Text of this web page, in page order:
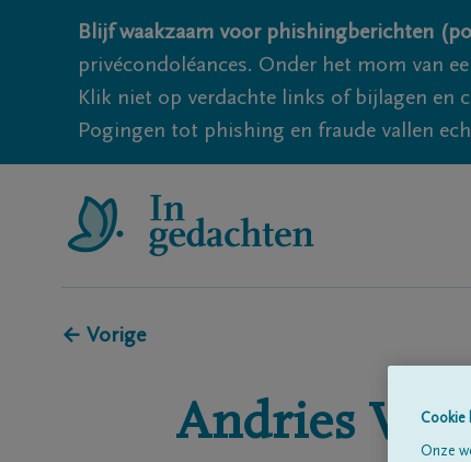
Blijf waakzaam voor phishingberichten
privécondoléances. Onder het mom van
Klik niet op verdachte links of bijlagen en
Pogingen tot phishing en fraude vallen
← Vorige
Andries Cookie
Onze